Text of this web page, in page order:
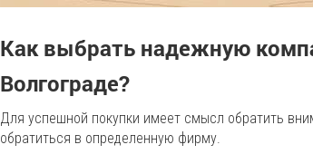
Как выбрать надежную
Волгограде?
Для успешной покупки имеет смысл обратить
обратиться в определенную фирму.